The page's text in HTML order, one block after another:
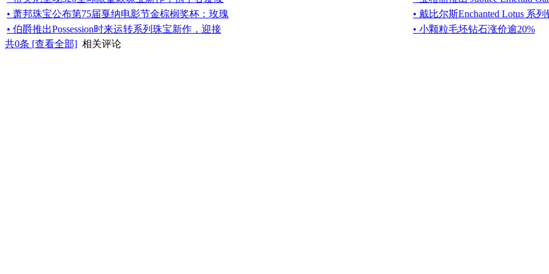
• 萧邦珠宝公布第75届戛纳电影节金棕榈奖杯：玫瑰
• 戴比尔斯Enchanted Lotus 系
• 伯爵推出Possession时来运转系列珠宝新作，迎接
• 小颗粒毛坯钻石涨价逾20%
共0条 [查看全部] 相关评论